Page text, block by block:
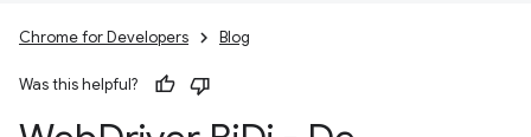
Chrome for Developers Blog
Was this helpful?